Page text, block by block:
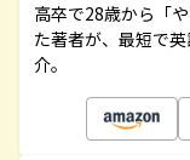
高卒で28歳から「
た著者が、最短で
介。